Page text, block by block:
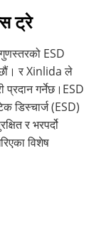
ट्रे
गुणस्तरको ESD
र Xinlida ले
प्रदान गर्नेछ।ESD
डिस्चार्ज (ESD)
र भरपर्दो
विशेष